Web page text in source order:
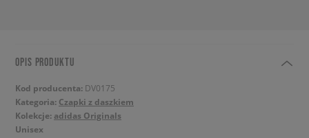
OPIS PRODUKTU
Kod producenta: DV0175
Kategoria: Czapki z daszkiem
Kolekcje: adidas Originals
Unisex